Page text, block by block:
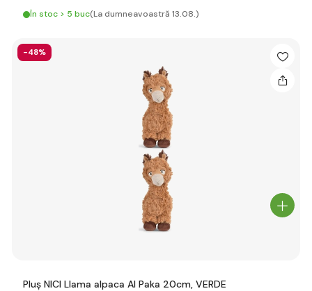
În stoc > 5 buc(La dumneavoastră 13.08.)
-48%
Pluș NICI Llama alpaca Al Paka 20cm, VERDE